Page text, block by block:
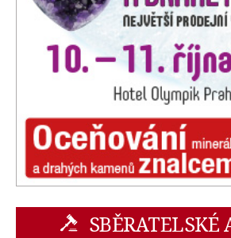
SBĚRATELSKÉ